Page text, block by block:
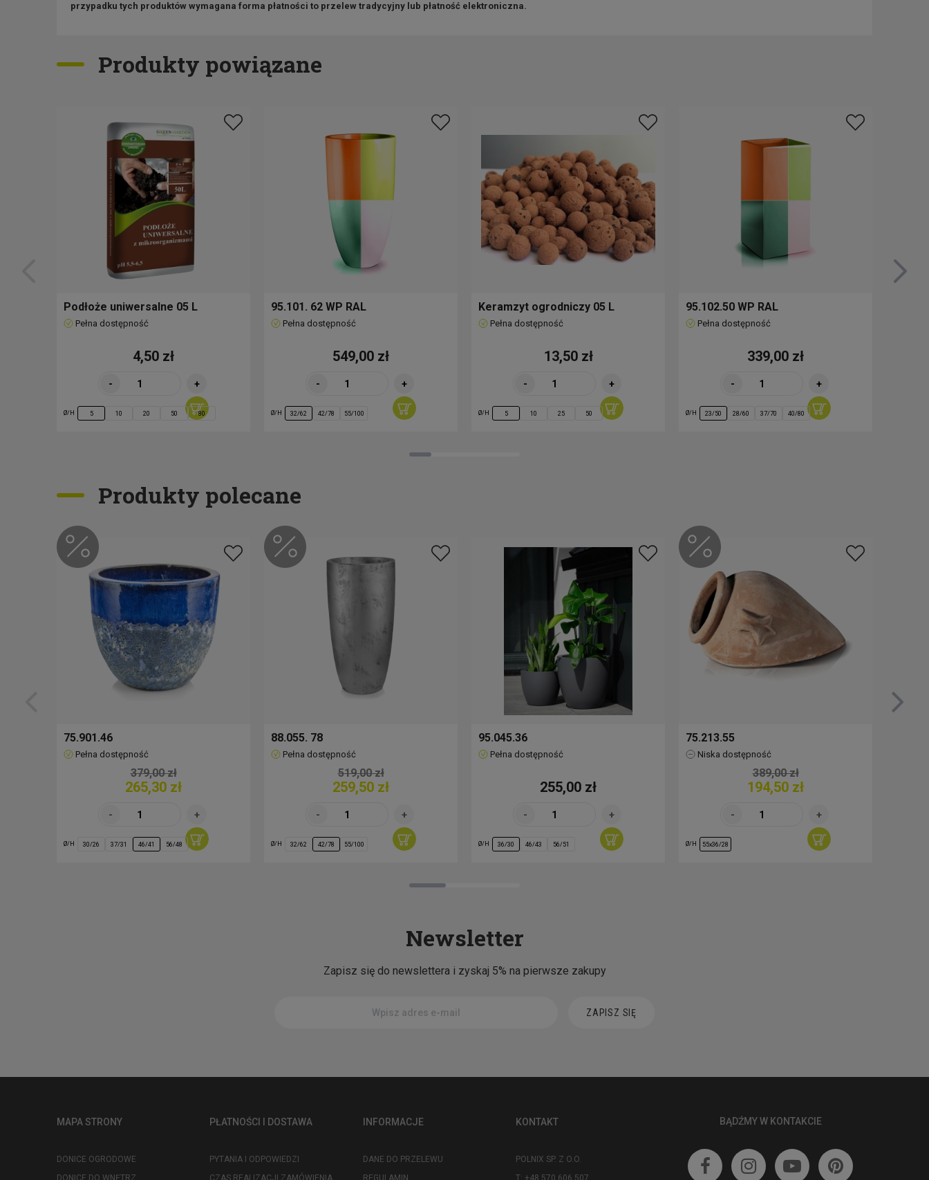
przypadku tych produktów wymagana forma płatności to przelew tradycyjny lub płatność elektroniczna.
Produkty powiązane
Podłoże uniwersalne 05 L
Pełna dostępność
4,50 zł
- +
Ø/H 5 10 20 50 80
95.101. 62 WP RAL
Pełna dostępność
549,00 zł
- +
Ø/H 32/62 42/78 55/100
Keramzyt ogrodniczy 05 L
Pełna dostępność
13,50 zł
- +
Ø/H 5 10 25 50
95.102.50 WP RAL
Pełna dostępność
339,00 zł
- +
Ø/H 23/50 28/60 37/70 40/80
Produkty polecane
75.901.46
Pełna dostępność
379,00 zł
265,30 zł
Ø/H 30/26 37/31 46/41 56/48
88.055. 78
Pełna dostępność
519,00 zł
259,50 zł
Ø/H 32/62 42/78 55/100
95.045.36
Pełna dostępność
255,00 zł
Ø/H 36/30 46/43 56/51
75.213.55
Niska dostępność
389,00 zł
194,50 zł
Ø/H 55x36/28
Newsletter
Zapisz się do newslettera i zyskaj 5% na pierwsze zakupy
ZAPISZ SIĘ
MAPA STRONY
DONICE OGRODOWE
DONICE DO WNĘTRZ
PŁATNOŚCI I DOSTAWA
PYTANIA I ODPOWIEDZI
CZAS REALIZACJI ZAMÓWIENIA
INFORMACJE
DANE DO PRZELEWU
REGULAMIN
KONTAKT
POLNIX SP. Z O.O.
T: +48 570 606 507
BĄDŹMY W KONTAKCIE
   